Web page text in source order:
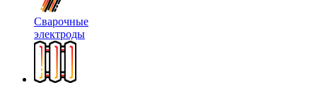
Сварочные
электроды